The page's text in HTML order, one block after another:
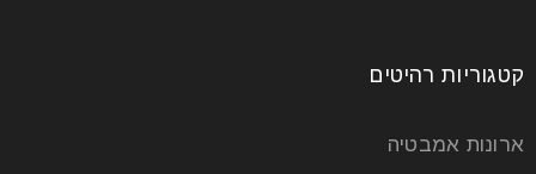
קטגוריות רהיטים
ארונות אמבטיה